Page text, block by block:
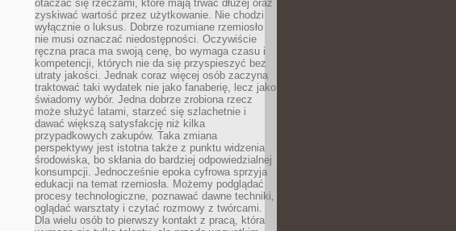
otaczać się rzeczami, które mają trwać dłużej oraz
zyskiwać wartość przez użytkowanie. Nie chodzi
wyłącznie o luksus. Dobrze rozumiane rzemiosło
nie musi oznaczać niedostępności. Oczywiście
ręczna praca ma swoją cenę, bo wymaga czasu i
kompetencji, których nie da się przyspieszyć bez
utraty jakości. Jednak coraz więcej osób zaczyna
traktować taki wydatek nie jako fanaberię, lecz jako
świadomy wybór. Jedna dobrze zrobiona rzecz
może służyć latami, starzeć się szlachetnie i
dawać większą satysfakcję niż kilka
przypadkowych zakupów. Taka zmiana
perspektywy jest istotna także z punktu widzenia
środowiska, bo skłania do bardziej odpowiedzialnej
konsumpcji. Jednocześnie epoka cyfrowa sprzyja
edukacji na temat rzemiosła. Możemy podglądać
procesy technologiczne, poznawać dawne techniki,
oglądać warsztaty i czytać rozmowy z twórcami.
Dla wielu osób to pierwszy kontakt z pracą, która